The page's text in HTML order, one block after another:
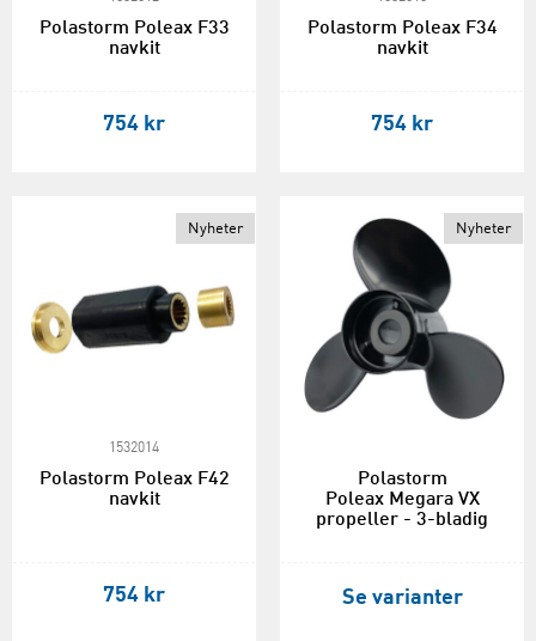
Polastorm Poleax F33
navkit
754 kr
Polastorm Poleax F34
navkit
754 kr
Nyheter
1532014
Polastorm Poleax F42
navkit
754 kr
Nyheter
Polastorm
Poleax Megara VX
propeller - 3-bladig
Se varianter